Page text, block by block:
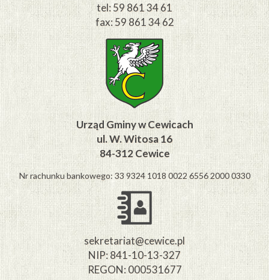
tel: 59 861 34 61
fax: 59 861 34 62
Urząd Gminy w Cewicach
ul. W. Witosa 16
84-312 Cewice
Nr rachunku bankowego: 33 9324 1018 0022 6556 2000 0330
sekretariat@cewice.pl
NIP: 841-10-13-327
REGON: 000531677